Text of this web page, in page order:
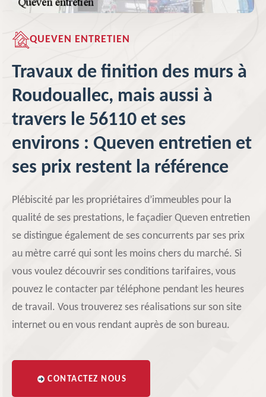
QUEVEN ENTRETIEN
Travaux de finition des murs à
Roudouallec, mais aussi à
travers le 56110 et ses
environs : Queven entretien et
ses prix restent la référence
Plébiscité par les propriétaires d’immeubles pour la
qualité de ses prestations, le façadier Queven entretien
se distingue également de ses concurrents par ses prix
au mètre carré qui sont les moins chers du marché. Si
vous voulez découvrir ses conditions tarifaires, vous
pouvez le contacter par téléphone pendant les heures
de travail. Vous trouverez ses réalisations sur son site
internet ou en vous rendant auprès de son bureau.
CONTACTEZ NOUS